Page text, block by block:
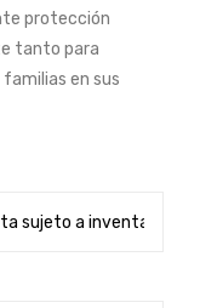
DB
protección
tanto para
en sus